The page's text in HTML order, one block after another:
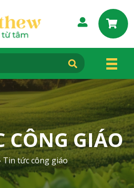
CÔNG GIÁO
Tin tức công giáo